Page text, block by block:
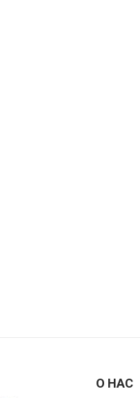
О НАС